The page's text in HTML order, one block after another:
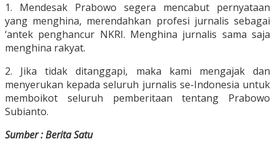
1. Mendesak Prabowo segera mencabut pernyataan
yang menghina, merendahkan profesi jurnalis sebagai
‘antek penghancur NKRI. Menghina jurnalis sama saja
menghina rakyat.
2. Jika tidak ditanggapi, maka kami mengajak dan
menyerukan kepada seluruh jurnalis se-Indonesia untuk
memboikot seluruh pemberitaan tentang Prabowo
Subianto.
Sumber : Berita Satu